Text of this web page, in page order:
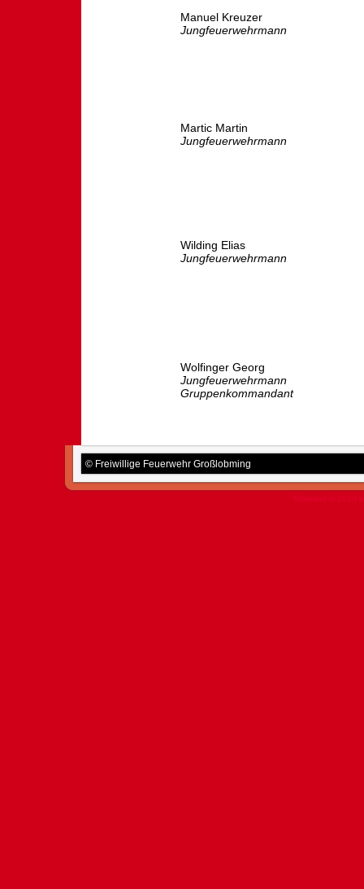
Manuel Kreuzer
Jungfeuerwehrmann
Martic Martin
Jungfeuerwehrmann
Wilding Elias
Jungfeuerwehrmann
Wolfinger Georg
Jungfeuerwehrmann
Gruppenkommandant
© Freiwillige Feuerwehr Großlobming